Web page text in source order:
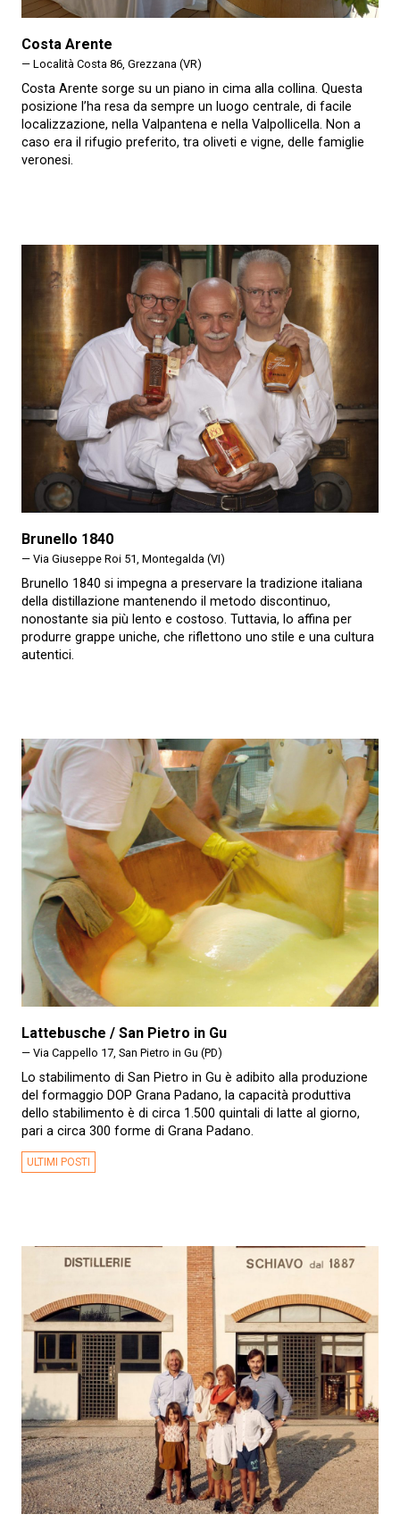
Costa Arente
— Località Costa 86, Grezzana (VR)
Costa Arente sorge su un piano in cima alla collina. Questa
posizione l’ha resa da sempre un luogo centrale, di facile
localizzazione, nella Valpantena e nella Valpollicella. Non a
caso era il rifugio preferito, tra oliveti e vigne, delle famiglie
veronesi.
Brunello 1840
— Via Giuseppe Roi 51, Montegalda (VI)
Brunello 1840 si impegna a preservare la tradizione italiana
della distillazione mantenendo il metodo discontinuo,
nonostante sia più lento e costoso. Tuttavia, lo affina per
produrre grappe uniche, che riflettono uno stile e una cultura
autentici.
Lattebusche / San Pietro in Gu
— Via Cappello 17, San Pietro in Gu (PD)
Lo stabilimento di San Pietro in Gu è adibito alla produzione
del formaggio DOP Grana Padano, la capacità produttiva
dello stabilimento è di circa 1.500 quintali di latte al giorno,
pari a circa 300 forme di Grana Padano.
ULTIMI POSTI